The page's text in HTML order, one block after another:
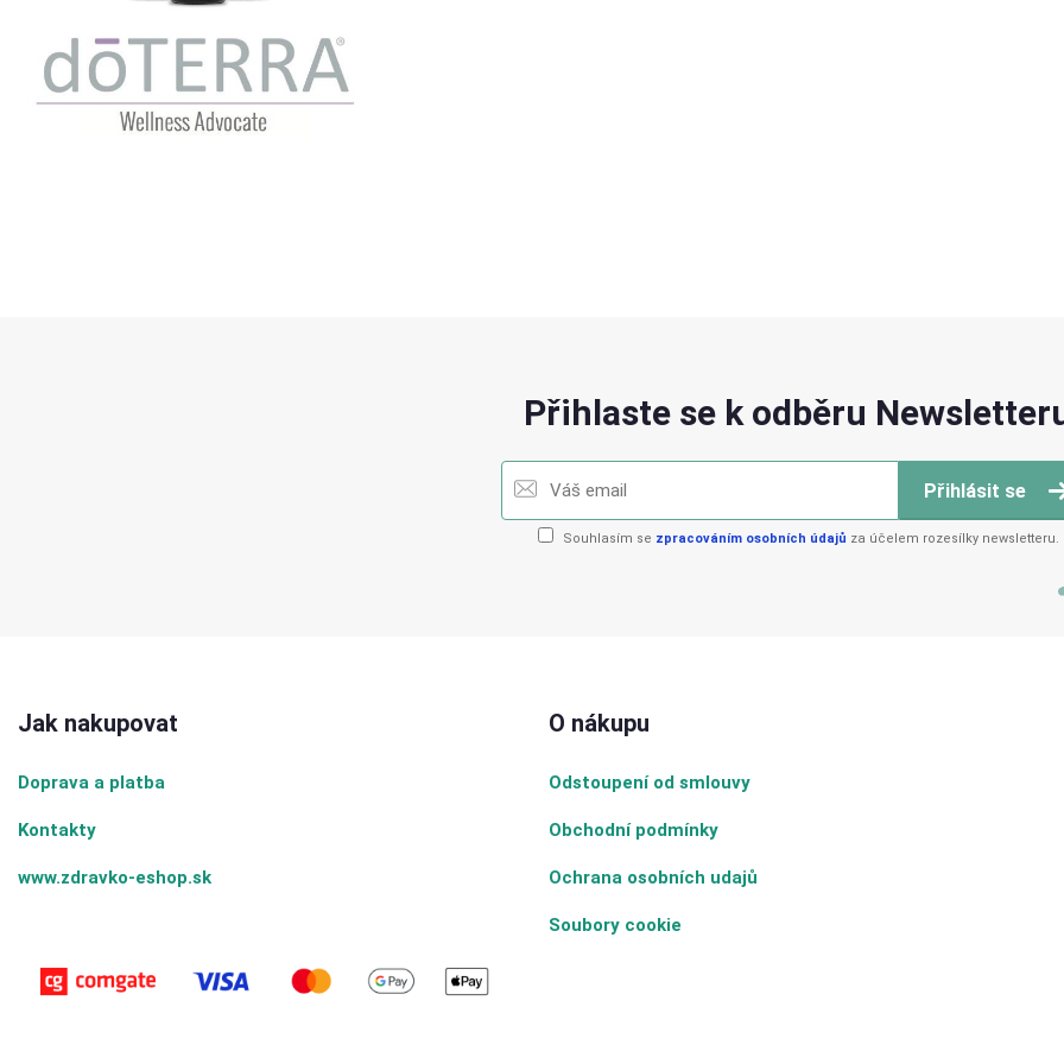
Přihlaste se k odběru
Přihlásit se
Souhlasím se zpracováním osobních údajů za účelem rozesílky newsletteru.
Jak nakupovat
Doprava a platba
Kontakty
www.zdravko-eshop.sk
O nákupu
Odstoupení od smlouvy
Obchodní podmínky
Ochrana osobních udajů
Soubory cookie